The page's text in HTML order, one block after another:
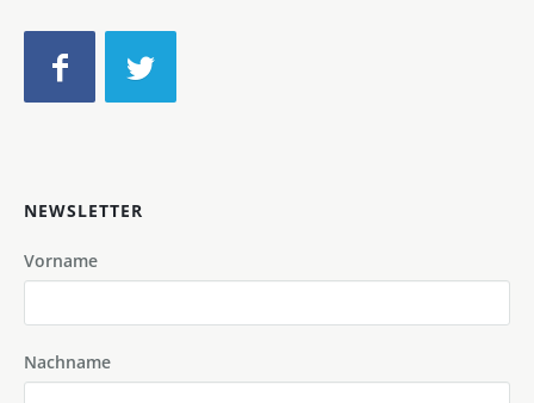
NEWSLETTER
Vorname
Nachname